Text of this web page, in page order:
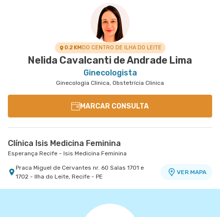
0.2 KMDO CENTRO DE ILHA DO LEITE
Nelida Cavalcanti de Andrade Lima
Ginecologista
Ginecologia Clinica, Obstetrícia Clinica
MARCAR CONSULTA
Clínica Isis Medicina Feminina
Esperança Recife - Isis Medicina Feminina
Praca Miguel de Cervantes nr. 60 Salas 1701 e
1702 - Ilha do Leite, Recife - PE
VER MAPA